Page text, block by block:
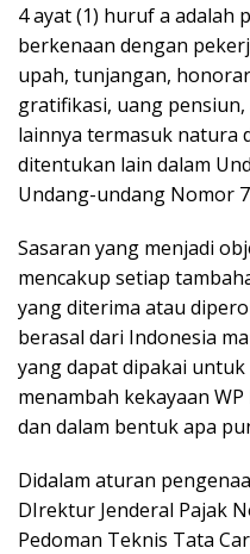
4 ayat (1) huruf a adalah
berkenaan dengan
upah, tunjangan,
gratifikasi, uang
lainnya termasuk natura
ditentukan lain dalam
Undang-undang Nomor
Sasaran yang menjadi
mencakup setiap
yang diterima atau
berasal dari Indonesia
yang dapat dipakai
menambah kekayaan
dan dalam bentuk apa
Didalam aturan
DIrektur Jenderal Pajak
Pedoman Teknis Tata